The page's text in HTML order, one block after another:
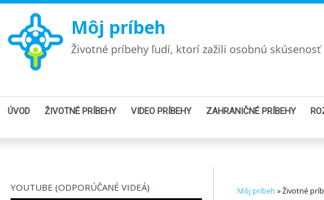
Môj príbeh
Životné príbehy ľudí, ktorí zažili osobnú skúsenosť
ÚVOD ŽIVOTNÉ PRÍBEHY VIDEO PRÍBEHY ZAHRANIČNÉ PRÍBEHY
YOUTUBE (ODPORÚČANÉ VIDEÁ) Môj príbeh » Životné